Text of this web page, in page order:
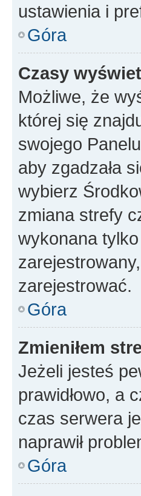
ustawienia i
Góra
Czasy
Możliwe, że
której się
swojego
aby zgadzała
wybierz
zmiana strefy
wykonana
zarejestrować.
Góra
Zmieniłem
Jeżeli jesteś
prawidłowo, a
czas serwera
naprawił
Góra